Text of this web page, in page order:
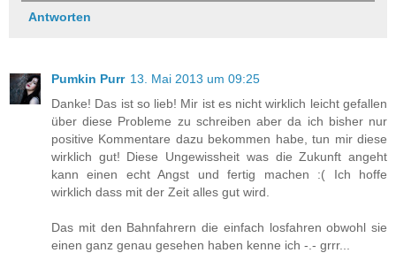
Antworten
Pumkin Purr 13. Mai 2013 um 09:25
Danke! Das ist so lieb! Mir ist es nicht wirklich leicht gefallen
über diese Probleme zu schreiben aber da ich bisher nur
positive Kommentare dazu bekommen habe, tun mir diese
wirklich gut! Diese Ungewissheit was die Zukunft angeht
kann einen echt Angst und fertig machen :( Ich hoffe
wirklich dass mit der Zeit alles gut wird.
Das mit den Bahnfahrern die einfach losfahren obwohl sie
einen ganz genau gesehen haben kenne ich -.- grrr...